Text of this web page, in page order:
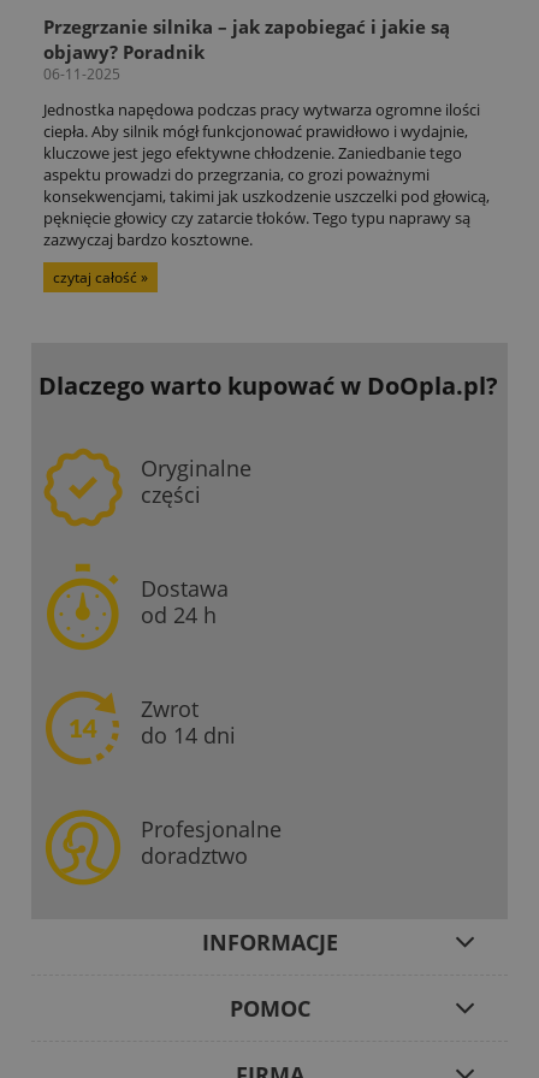
Przegrzanie silnika – jak zapobiegać i jakie są
objawy? Poradnik
06-11-2025
Jednostka napędowa podczas pracy wytwarza ogromne ilości
ciepła. Aby silnik mógł funkcjonować prawidłowo i wydajnie,
kluczowe jest jego efektywne chłodzenie. Zaniedbanie tego
aspektu prowadzi do przegrzania, co grozi poważnymi
konsekwencjami, takimi jak uszkodzenie uszczelki pod głowicą,
pęknięcie głowicy czy zatarcie tłoków. Tego typu naprawy są
zazwyczaj bardzo kosztowne.
czytaj całość »
Dlaczego warto kupowaćw DoOpla.pl?
Oryginalne
części
Dostawa
od 24 h
Zwrot
do 14 dni
Profesjonalne
doradztwo
INFORMACJE
POMOC